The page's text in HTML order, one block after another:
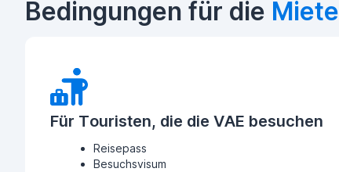
Bedingungen für die Miete
Für Touristen, die die VAE besuchen
Reisepass
Besuchsvisum